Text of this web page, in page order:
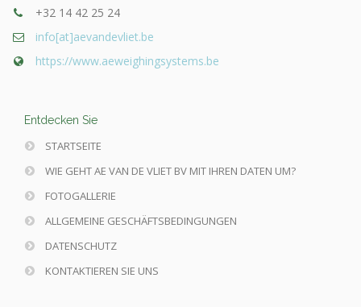
+32 14 42 25 24
info[at]aevandevliet.be
https://www.aeweighingsystems.be
Entdecken Sie
STARTSEITE
WIE GEHT AE VAN DE VLIET BV MIT IHREN DATEN UM?
FOTOGALLERIE
ALLGEMEINE GESCHÄFTSBEDINGUNGEN
DATENSCHUTZ
KONTAKTIEREN SIE UNS